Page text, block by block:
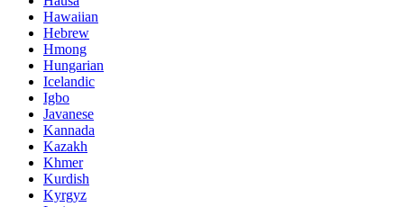
Hawaiian
Hebrew
Hmong
Hungarian
Icelandic
Igbo
Javanese
Kannada
Kazakh
Khmer
Kurdish
Kyrgyz